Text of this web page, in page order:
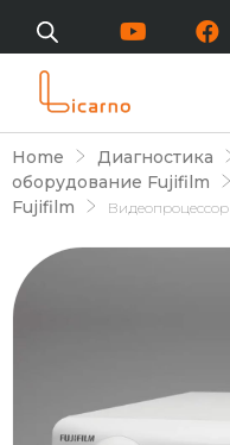
Home Диагностика
оборудование Fujifilm
Fujifilm